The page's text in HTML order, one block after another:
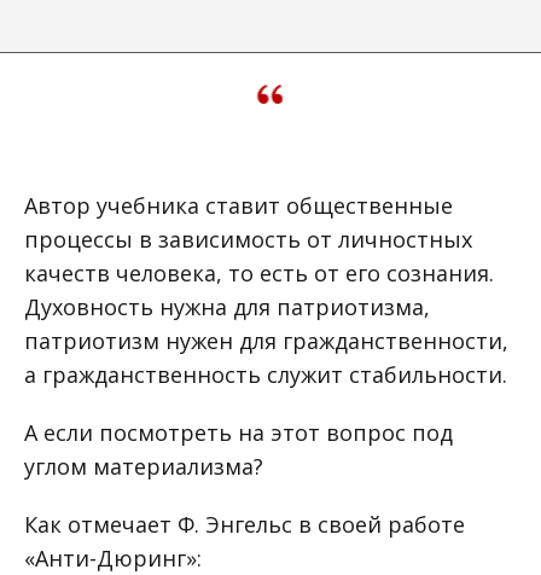
Автор учебника ставит общественные
процессы в зависимость от личностных
качеств человека, то есть от его сознания.
Духовность нужна для патриотизма,
патриотизм нужен для гражданственности,
а гражданственность служит стабильности.
А если посмотреть на этот вопрос под
углом материализма?
Как отмечает Ф. Энгельс в своей работе
«Анти-Дюринг»: